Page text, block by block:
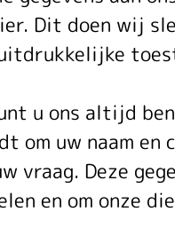
Dit doen wij
u ons altijd
uw naam en
vraag. Deze
en om onze